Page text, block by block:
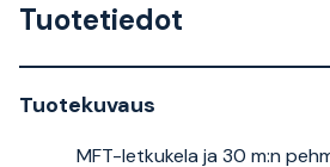
Tuotetiedot
Tuotekuvaus
MFT-letkukela ja 30 m:n